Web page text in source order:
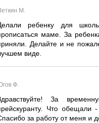
М.
ребенку для
маме. За
Делайте и не
виде.
Ф.
За
Что
за работу от меня и